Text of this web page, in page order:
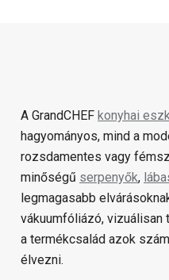
A GrandCHEF konyhai
hagyományos, mind a
rozsdamentes vagy
minőségű serpenyők,
legmagasabb
vákuumfóliázó, vizuálisan
a termékcsalád azok
élvezni.